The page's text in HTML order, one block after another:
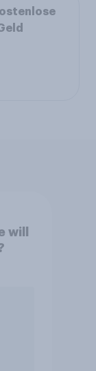
will